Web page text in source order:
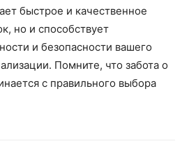
быстрое и качественное
но и способствует
и безопасности вашего
Помните, что забота о
с правильного выбора